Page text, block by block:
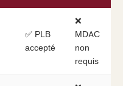
✅ PLB
accepté
❌
MDAC
non
requis